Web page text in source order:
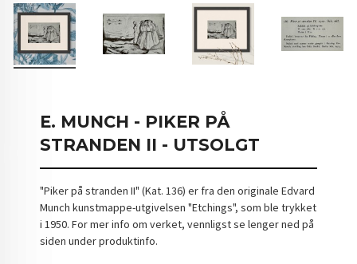
E. MUNCH - PIKER PÅ
STRANDEN II - UTSOLGT
"Piker på stranden II" (Kat. 136) er fra den originale Edvard
Munch kunstmappe-utgivelsen "Etchings", som ble trykket
i 1950. For mer info om verket, vennligst se lenger ned på
siden under produktinfo.